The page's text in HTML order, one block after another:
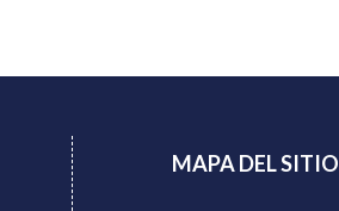
MAPA DEL SITIO